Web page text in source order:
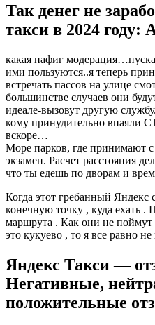
Так денег не
такси в 2024 году:
какая нафиг
ими пользуются..я теперь
встречать пассов на улице
большинстве случаев они
идеале-вызовут другую
кому принудительно впаяли
вскоре…
Море парков, где принимают
экзамен. Расчет расстояния
что ты едешь по дворам и
Когда этот гребанный Яндекс
конечную точку , куда ехать
маршрута . Как они не поймут
это кукуево , то я все равно не
Яндекс Такси —
Негативные,
положительные